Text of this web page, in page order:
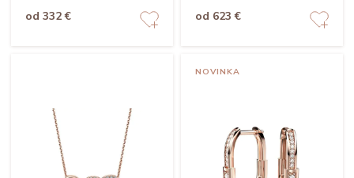
od 332 €
od 623 €
NOVINKA